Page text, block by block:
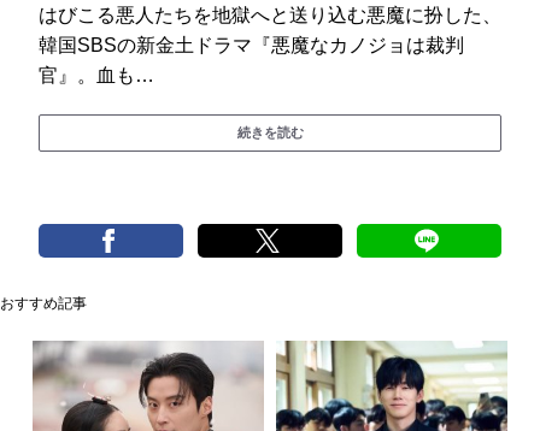
はびこる悪人たちを地獄へと送り込む悪魔に扮した、
韓国SBSの新金土ドラマ『悪魔なカノジョは裁判
官』。血も…
続きを読む
おすすめ記事